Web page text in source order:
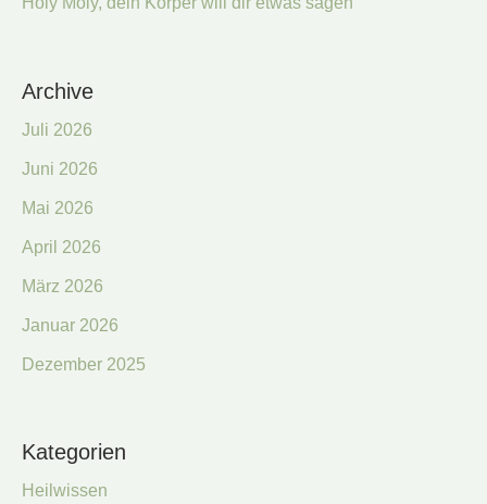
Archive
Juli 2026
Juni 2026
Mai 2026
April 2026
März 2026
Januar 2026
Dezember 2025
Kategorien
Heilwissen